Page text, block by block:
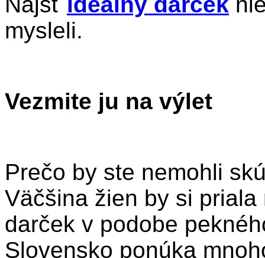
mysleli.
Vezmite ju na výlet
Prečo by ste nemohli
Väčšina žien by si
darček v podobe
Slovensko ponúka